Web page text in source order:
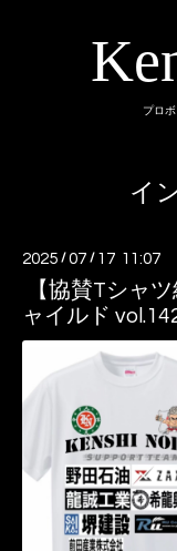
プロ
イ
2025 /07 / 17 11:07
【協賛Tシャ
ャイルド